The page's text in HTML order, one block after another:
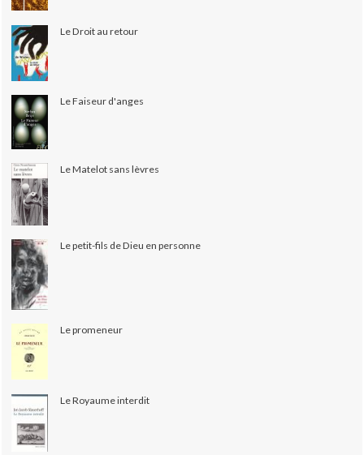
Le Droit au retour
Le Faiseur d'anges
Le Matelot sans lèvres
Le petit-fils de Dieu en personne
Le promeneur
Le Royaume interdit